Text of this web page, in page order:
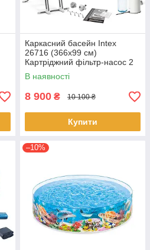
Каркасний басейн Intex
26716 (366x99 см)
Картріджний фільтр-насос 2
006 л/год, драбина
В наявності
8 900 ₴ 10 100 ₴
Купити
–10%